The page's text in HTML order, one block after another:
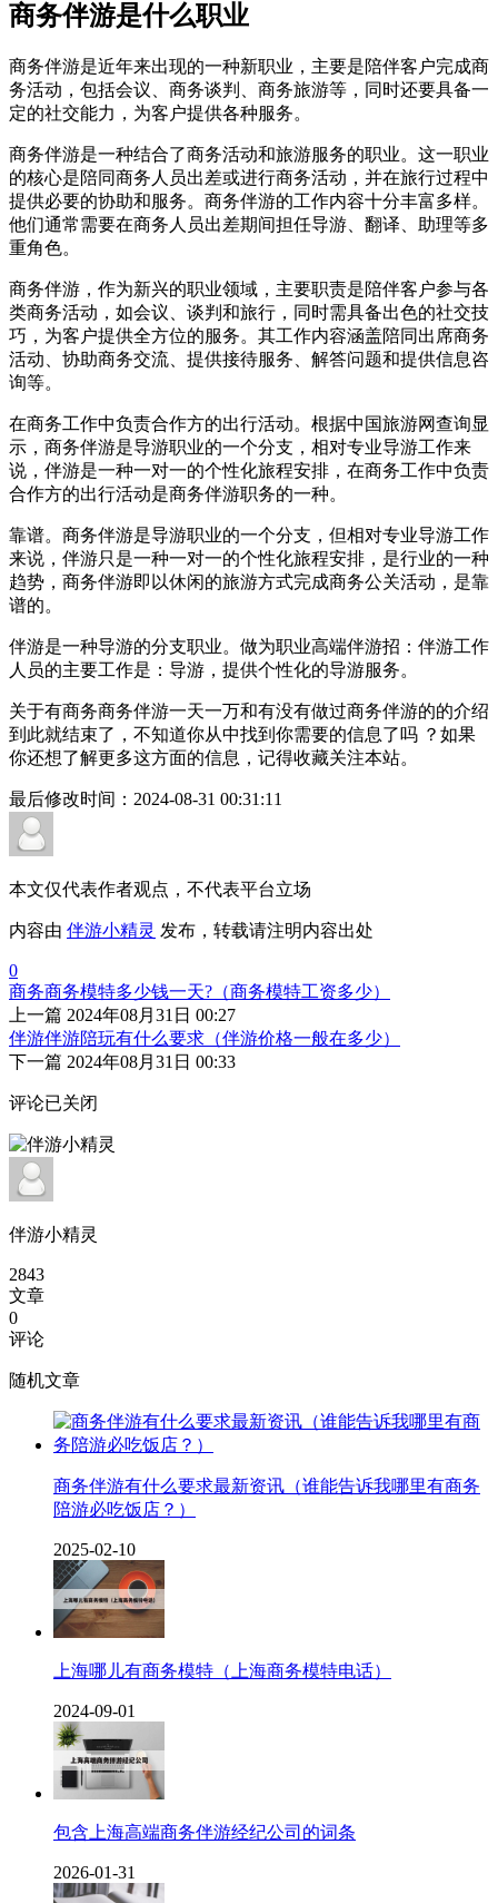
商务伴游是什么职业
商务伴游是近年来出现的一种新职业，主要是陪伴客户完成商
务活动，包括会议、商务谈判、商务旅游等，同时还要具备一
定的社交能力，为客户提供各种服务。
商务伴游是一种结合了商务活动和旅游服务的职业。这一职业
的核心是陪同商务人员出差或进行商务活动，并在旅行过程中
提供必要的协助和服务。商务伴游的工作内容十分丰富多样。
他们通常需要在商务人员出差期间担任导游、翻译、助理等多
重角色。
商务伴游，作为新兴的职业领域，主要职责是陪伴客户参与各
类商务活动，如会议、谈判和旅行，同时需具备出色的社交技
巧，为客户提供全方位的服务。其工作内容涵盖陪同出席商务
活动、协助商务交流、提供接待服务、解答问题和提供信息咨
询等。
在商务工作中负责合作方的出行活动。根据中国旅游网查询显
示，商务伴游是导游职业的一个分支，相对专业导游工作来
说，伴游是一种一对一的个性化旅程安排，在商务工作中负责
合作方的出行活动是商务伴游职务的一种。
靠谱。商务伴游是导游职业的一个分支，但相对专业导游工作
来说，伴游只是一种一对一的个性化旅程安排，是行业的一种
趋势，商务伴游即以休闲的旅游方式完成商务公关活动，是靠
谱的。
伴游是一种导游的分支职业。做为职业高端伴游招：伴游工作
人员的主要工作是：导游，提供个性化的导游服务。
关于有商务商务伴游一天一万和有没有做过商务伴游的的介绍
到此就结束了，不知道你从中找到你需要的信息了吗 ？如果
你还想了解更多这方面的信息，记得收藏关注本站。
最后修改时间： 2024-08-31 00:31:11
本文仅代表作者观点，不代表平台立场
内容由 伴游小精灵 发布，转载请注明内容出处
0
商务商务模特多少钱一天?（商务模特工资多少）
上一篇 2024年08月31日 00:27
伴游伴游陪玩有什么要求（伴游价格一般在多少）
下一篇 2024年08月31日 00:33
评论已关闭
伴游小精灵
2843
文章
0
评论
随机文章
商务伴游有什么要求最新资讯（谁能告诉我哪里有商务
陪游必吃饭店？）
2025-02-10
上海哪儿有商务模特（上海商务模特电话）
2024-09-01
包含上海高端商务伴游经纪公司的词条
2026-01-31